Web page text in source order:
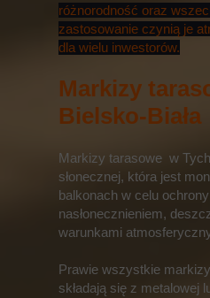
różnorodność oraz
zastosowanie czynią je
dla wielu inwestorów.
Markizy
Bielsko-Biała
Markizy tarasowe w
słonecznej, która jest
balkonach w celu
nasłonecznieniem,
warunkami
Prawie wszystkie
składają się z metalowej